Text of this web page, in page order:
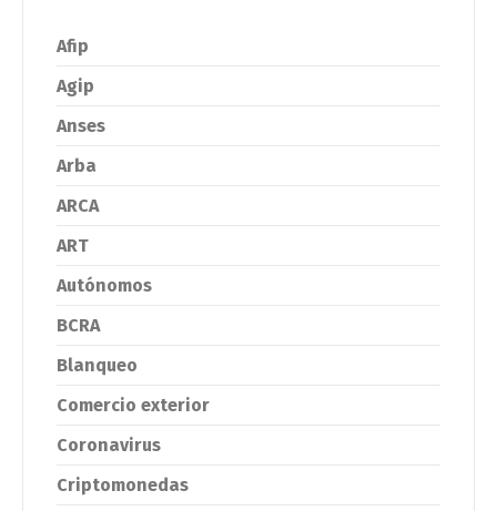
Afip
Agip
Anses
Arba
ARCA
ART
Autónomos
BCRA
Blanqueo
Comercio exterior
Coronavirus
Criptomonedas